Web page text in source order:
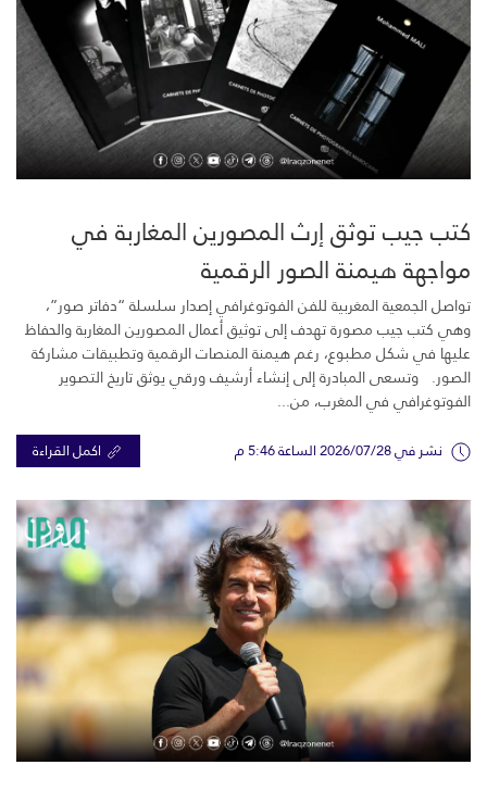
كتب جيب توثق إرث المصورين المغاربة في
مواجهة هيمنة الصور الرقمية
تواصل الجمعية المغربية للفن الفوتوغرافي إصدار سلسلة “دفاتر صور”،
وهي كتب جيب مصورة تهدف إلى توثيق أعمال المصورين المغاربة والحفاظ
عليها في شكل مطبوع، رغم هيمنة المنصات الرقمية وتطبيقات مشاركة
الصور. وتسعى المبادرة إلى إنشاء أرشيف ورقي يوثق تاريخ التصوير
الفوتوغرافي في المغرب، من...
نشر في 2026/07/28 الساعة 5:46 م اكمل القراءة